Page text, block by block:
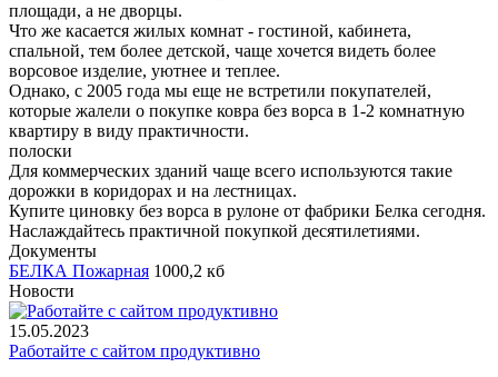
площади, а не дворцы.
Что же касается жилых комнат - гостиной, кабинета,
спальной, тем более детской, чаще хочется видеть более
ворсовое изделие, уютнее и теплее.
Однако, с 2005 года мы еще не встретили покупателей,
которые жалели о покупке ковра без ворса в 1-2 комнатную
квартиру в виду практичности.
полоски
Для коммерческих зданий чаще всего используются такие
дорожки в коридорах и на лестницах.
Купите циновку без ворса в рулоне от фабрики Белка сегодня.
Наслаждайтесь практичной покупкой десятилетиями.
Документы
БЕЛКА Пожарная 1000,2 кб
Новости
15.05.2023
Работайте с сайтом продуктивно